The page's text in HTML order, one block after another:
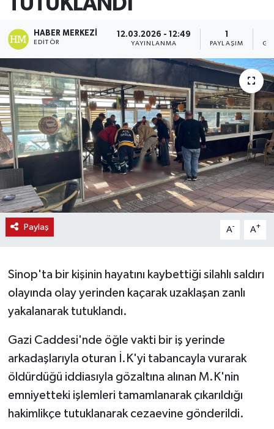
HABER MERKEZI
EDITÖR
12.03.2026 - 12:49
YAYINLANMA
1
PAYLAŞIM
Paylaş A- A+
Sinop'ta bir kişinin hayatını kaybettiği silahlı saldırı
olayında olay yerinden kaçarak uzaklaşan zanlı
yakalanarak tutuklandı.
Gazi Caddesi'nde öğle vakti bir iş yerinde
arkadaşlarıyla oturan İ.K'yi tabancayla vurarak
öldürdüğü iddiasıyla gözaltına alınan M.K'nin
emniyetteki işlemleri tamamlanarak çıkarıldığı
hakimlikçe tutuklanarak cezaevine gönderildi.